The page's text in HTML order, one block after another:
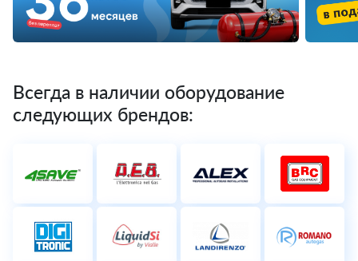
Всегда в наличии оборудование
следующих брендов: